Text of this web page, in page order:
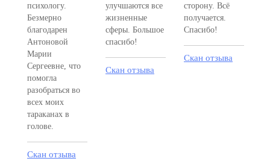
психологу.
Безмерно
благодарен
Антоновой
Марии
Сергеевне, что
помогла
разобраться во
всех моих
тараканах в
голове.
Скан отзыва
улучшаются все
жизненные
сферы. Большое
спасибо!
Скан отзыва
сторону. Всё
получается.
Спасибо!
Скан отзыва